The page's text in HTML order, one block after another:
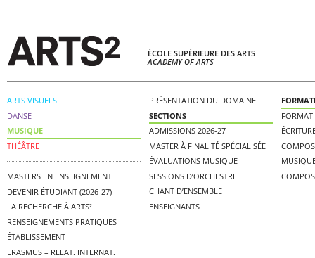
ÉCOLE SUPÉRIEURE DES ARTS
ACADEMY OF ARTS
ARTS VISUELS
DANSE
MUSIQUE
PRÉSENTATION DU DOMAINE
SECTIONS
ADMISSIONS 2026-27
MASTER À FINALITÉ SPÉCIALISÉE
ÉVALUATIONS MUSIQUE
SESSIONS D’ORCHESTRE
CHANT D’ENSEMBLE
ENSEIGNANTS
THÉÂTRE
MASTERS EN ENSEIGNEMENT
DEVENIR ÉTUDIANT (2026-27)
LA RECHERCHE À ARTS²
RENSEIGNEMENTS PRATIQUES
ÉTABLISSEMENT
ERASMUS – RELAT. INTERNAT.